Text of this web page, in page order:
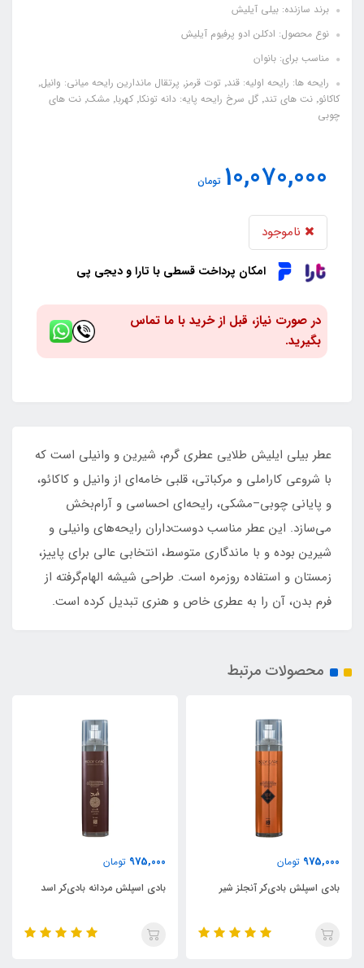
برند سازنده: بیلی آیلیش
نوع محصول: ادکلن ادو پرفیوم آیلیش
مناسب برای: بانوان
رایحه ها: رایحه اولیه: قند٬ توت قرمز٬ پرتقال ماندارین رایحه میانی: وانیل٬
کاکائو٬ نت های تند٬ گل سرخ رایحه پایه: دانه تونکا٬ کهربا٬‌ مشک٬‌ نت های
چوبی
10,070,000 تومان
ناموجود
امکان پرداخت قسطی با تارا و دیجی پی
در صورت نیاز، قبل از خرید با ما تماس
بگیرید.
عطر بیلی ایلیش طلایی عطری گرم، شیرین و وانیلی است که
با شروعی کاراملی و مرکباتی، قلبی خامه‌ای از وانیل و کاکائو،
و پایانی چوبی–مشکی، رایحه‌ای احساسی و آرام‌بخش
می‌سازد. این عطر مناسب دوست‌داران رایحه‌های وانیلی و
شیرین بوده و با ماندگاری متوسط، انتخابی عالی برای پاییز،
زمستان و استفاده روزمره است. طراحی شیشه الهام‌گرفته از
فرم بدن، آن را به عطری خاص و هنری تبدیل کرده است.
محصولات مرتبط
975,000 تومان
بادی اسپلش بادی‌کر آنجلز شیر
975,000 تومان
بادی اسپلش مردانه بادی‌کر اسد